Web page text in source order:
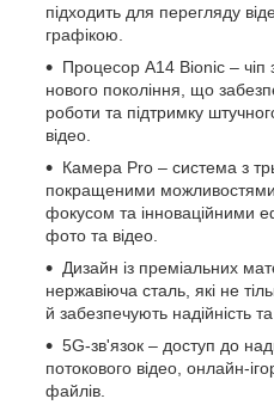
підходить для перегляду
графікою.
Процесор A14 Bionic –
нового покоління, що
роботи та підтримку
відео.
Камера Pro – система з
покращеними можливостями
фокусом та інноваційними
фото та відео.
Дизайн із преміальних
нержавіюча сталь, які не
й забезпечують надійність
5G-зв'язок – доступ до
потокового відео, онлайн-
файлів.